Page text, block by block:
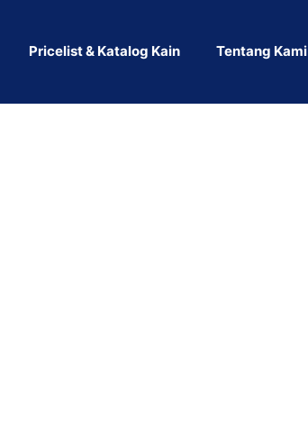
Pricelist & Katalog Kain Tentang Kami